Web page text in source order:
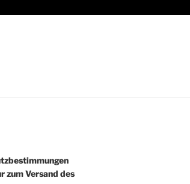
zum Versand des